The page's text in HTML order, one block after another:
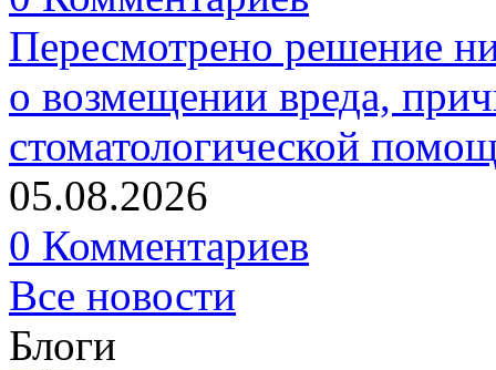
Пересмотрено решение
о возмещении вреда,
стоматологической
05.08.2026
0 Комментариев
Все новости
Блоги